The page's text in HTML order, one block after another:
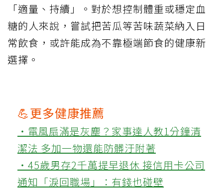
「適量、持續」。對於想控制體重或穩定血
糖的人來說，嘗試把苦瓜等苦味蔬菜納入日
常飲食，或許能成為不靠極端節食的健康新
選擇。
💪更多健康推薦
‧電風扇滿是灰塵？家事達人教1分鐘清
潔法 多加一物還能防髒汙附著
‧45歲男存2千萬提早退休 接信用卡公司
通知「淚回職場」：有錢也碰壁